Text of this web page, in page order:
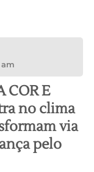
COR E
no clima
via
pelo